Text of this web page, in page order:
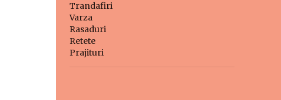
Trandafiri
Varza
Rasaduri
Retete
Prajituri